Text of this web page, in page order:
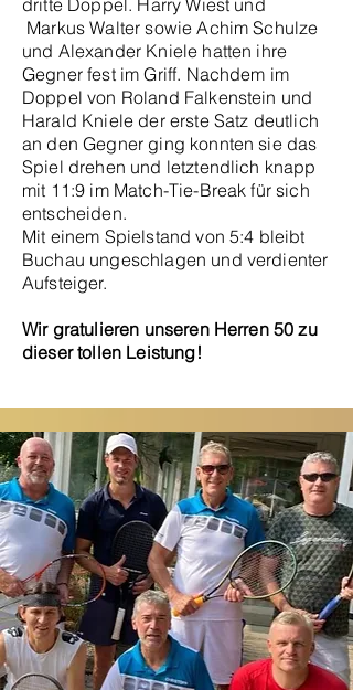
dritte Doppel. Harry Wiest und
Markus Walter sowie Achim Schulze
und Alexander Kniele hatten ihre
Gegner fest im Griff. Nachdem im
Doppel von Roland Falkenstein und
Harald Kniele der erste Satz deutlich
an den Gegner ging konnten sie das
Spiel drehen und letztendlich knapp
mit 11:9 im Match-Tie-Break für sich
entscheiden.
Mit einem Spielstand von 5:4 bleibt
Buchau ungeschlagen und verdienter
Aufsteiger.
Wir gratulieren unseren Herren 50 zu
dieser tollen Leistung!